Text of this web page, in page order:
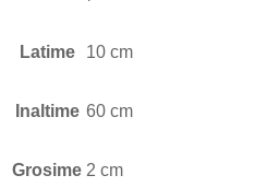
Latime 10 cm
Inaltime 60 cm
Grosime 2 cm